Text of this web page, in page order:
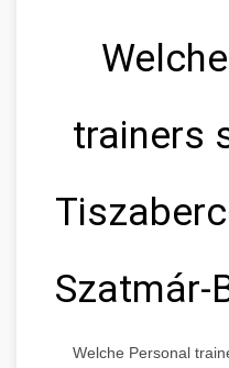
trainers
Szatmár-
Welche Personal